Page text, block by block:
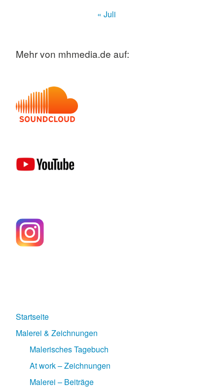
« Juli
Mehr von mhmedia.de auf:
Startseite
Malerei & Zeichnungen
Malerisches Tagebuch
At work – Zeichnungen
Malerei – Beiträge